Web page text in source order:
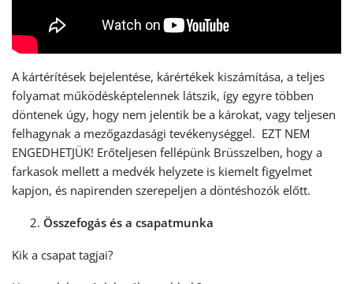
A kártérítések bejelentése, kárértékek kiszámítása, a teljes
folyamat működésképtelennek látszik, így egyre többen
döntenek úgy, hogy nem jelentik be a károkat, vagy teljesen
felhagynak a mezőgazdasági tevékenységgel. EZT NEM
ENGEDHETJÜK! Erőteljesen fellépünk Brüsszelben, hogy a
farkasok mellett a medvék helyzete is kiemelt figyelmet
kapjon, és napirenden szerepeljen a döntéshozók előtt.
Összefogás és a csapatmunka
Kik a csapat tagjai?